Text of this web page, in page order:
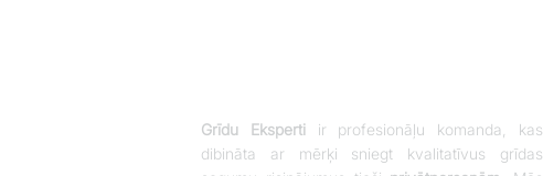
Grīdu Ekspertiir profesionāļu komanda, kas
dibināta ar mērķi sniegt kvalitatīvus grīdas